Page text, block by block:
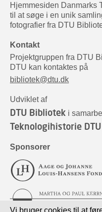
Hjemmesiden Danmarks
til at søge i en unik
fotografier fra DTU
Kontakt
Projektgruppen fra DTU
DTU kan kontaktes på
bibliotek@dtu.dk
Udviklet af
DTU Bibliotek i
Teknologihistorie DTU
Sponsorer
Vi bruger cookies til at